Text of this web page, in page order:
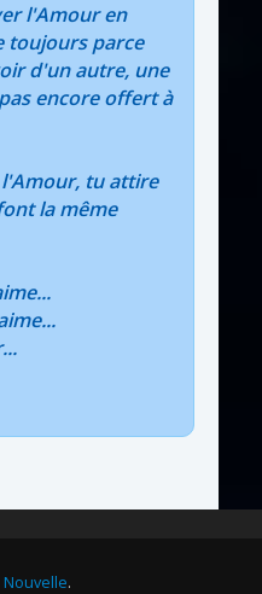
l'Amour en
toujours parce
d'un autre, une
encore offert à
tu attire
la même
.